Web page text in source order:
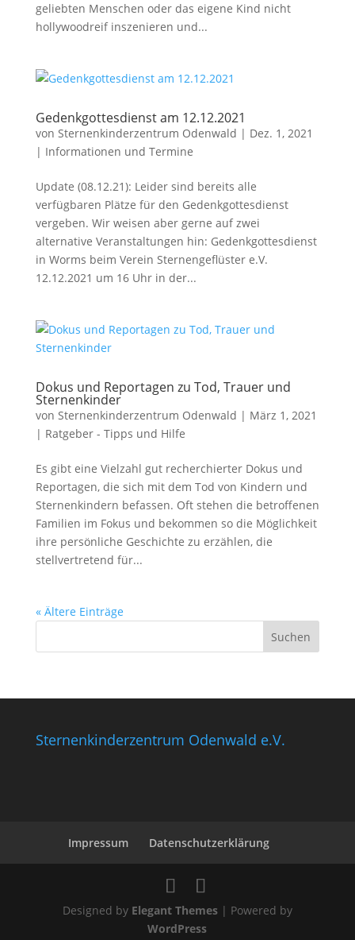
geliebten Menschen oder das eigene Kind nicht
hollywoodreif inszenieren und...
Gedenkgottesdienst am 12.12.2021
von Sternenkinderzentrum Odenwald | Dez. 1, 2021
| Informationen und Termine
Update (08.12.21): Leider sind bereits alle
verfügbaren Plätze für den Gedenkgottesdienst
vergeben. Wir weisen aber gerne auf zwei
alternative Veranstaltungen hin: Gedenkgottesdienst
in Worms beim Verein Sternengeflüster e.V.
12.12.2021 um 16 Uhr in der...
Dokus und Reportagen zu Tod, Trauer und
Sternenkinder
von Sternenkinderzentrum Odenwald | März 1, 2021
| Ratgeber - Tipps und Hilfe
Es gibt eine Vielzahl gut recherchierter Dokus und
Reportagen, die sich mit dem Tod von Kindern und
Sternenkindern befassen. Oft stehen die betroffenen
Familien im Fokus und bekommen so die Möglichkeit
ihre persönliche Geschichte zu erzählen, die
stellvertretend für...
« Ältere Einträge
Sternenkinderzentrum Odenwald e.V.
Impressum Datenschutzerklärung
Designed by Elegant Themes| Powered by
WordPress